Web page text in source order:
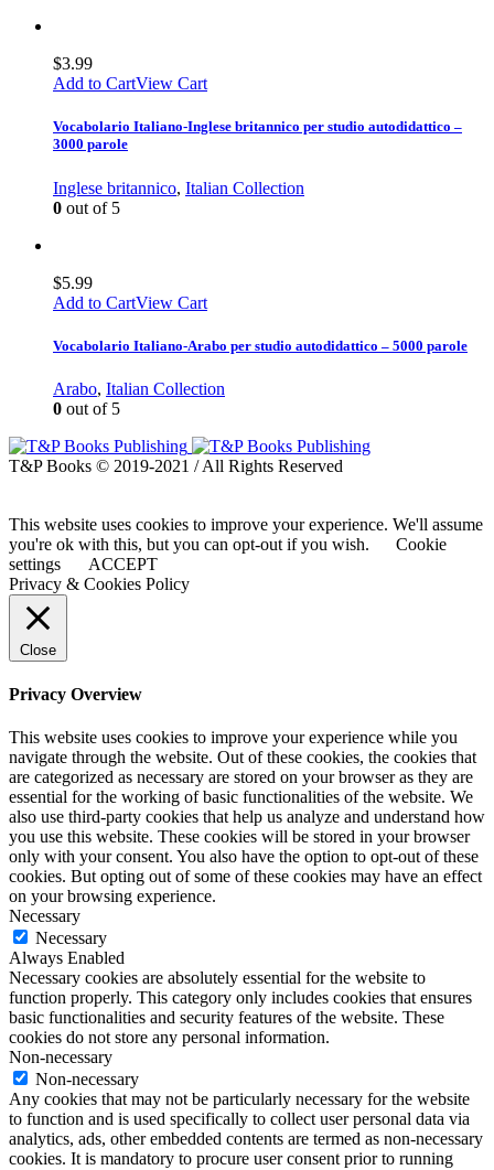
$3.99
Add to CartView Cart
Vocabolario Italiano-Inglese britannico per studio autodidattico –
3000 parole
Inglese britannico, Italian Collection
0 out of 5
$5.99
Add to CartView Cart
Vocabolario Italiano-Arabo per studio autodidattico – 5000 parole
Arabo, Italian Collection
0 out of 5
T&P Books © 2019-2021 / All Rights Reserved
This website uses cookies to improve your experience. We'll assume
you're ok with this, but you can opt-out if you wish.
Cookie
settings
ACCEPT
Privacy & Cookies Policy
Close
Privacy Overview
This website uses cookies to improve your experience while you
navigate through the website. Out of these cookies, the cookies that
are categorized as necessary are stored on your browser as they are
essential for the working of basic functionalities of the website. We
also use third-party cookies that help us analyze and understand how
you use this website. These cookies will be stored in your browser
only with your consent. You also have the option to opt-out of these
cookies. But opting out of some of these cookies may have an effect
on your browsing experience.
Necessary
Necessary
Always Enabled
Necessary cookies are absolutely essential for the website to
function properly. This category only includes cookies that ensures
basic functionalities and security features of the website. These
cookies do not store any personal information.
Non-necessary
Non-necessary
Any cookies that may not be particularly necessary for the website
to function and is used specifically to collect user personal data via
analytics, ads, other embedded contents are termed as non-necessary
cookies. It is mandatory to procure user consent prior to running